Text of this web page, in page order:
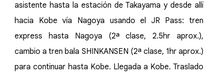
asistente hasta la estación de Takayama y desde allí
hacia Kobe vía Nagoya usando el JR Pass: tren
express hasta Nagoya (2ª clase, 2.5hr aprox.),
cambio a tren bala SHINKANSEN (2ª clase, 1hr aprox.)
para continuar hasta Kobe. Llegada a Kobe. Traslado